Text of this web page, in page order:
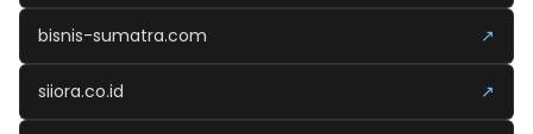
bisnis-sumatra.com ↗
siiora.co.id ↗